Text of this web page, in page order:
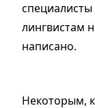
специалисты
лингвистам
написано.
Некоторым,